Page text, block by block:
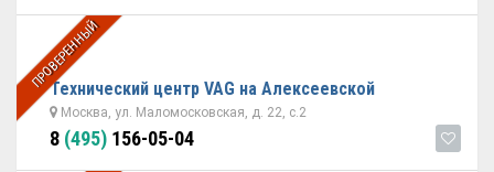
ПРОВЕРЕННЫЙ
Технический центр VAG на Алексеевской
Москва, ул. Маломосковская, д. 22, с.2
8 (495) 156-05-04